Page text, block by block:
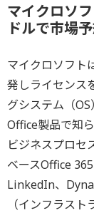
マイクロソ
ドルで市場
マイクロソフト
発しライセンス
グシステム（
Office製品で知
ビジネスプロセ
ベースOffice
LinkedIn、
（インフラス